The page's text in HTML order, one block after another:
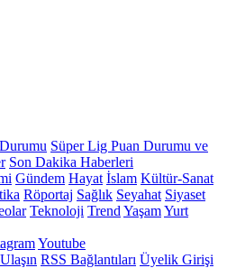
Süper Lig Puan Durumu ve
Son Dakika Haberleri
Gündem Hayat İslam Kültür-Sanat
Röportaj Sağlık Seyahat Siyaset
Teknoloji Trend YaşamYurt
Youtube
RSS Bağlantıları Üyelik Girişi